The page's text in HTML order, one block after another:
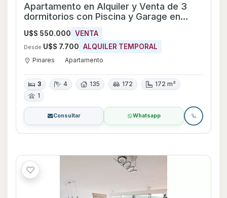
Apartamento en Alquiler y Venta de 3
dormitorios con Piscina y Garage en
Pinares, Maldonado
U$S 550.000 VENTA
Desde U$S 7.700 ALQUILER TEMPORAL
Pinares Apartamento
3 4 135 172
172 m²
1
Consultar Whatsapp